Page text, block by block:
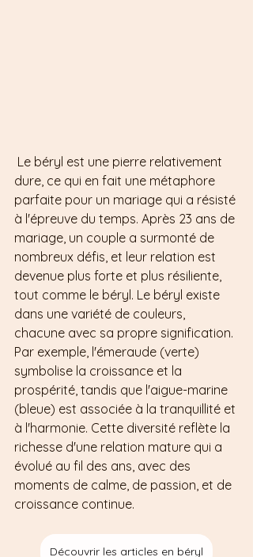
Le béryl est une pierre relativement
dure, ce qui en fait une métaphore
parfaite pour un mariage qui a résisté
à l'épreuve du temps. Après 23 ans de
mariage, un couple a surmonté de
nombreux défis, et leur relation est
devenue plus forte et plus résiliente,
tout comme le béryl. Le béryl existe
dans une variété de couleurs,
chacune avec sa propre signification.
Par exemple, l'émeraude (verte)
symbolise la croissance et la
prospérité, tandis que l'aigue-marine
(bleue) est associée à la tranquillité et
à l'harmonie. Cette diversité reflète la
richesse d'une relation mature qui a
évolué au fil des ans, avec des
moments de calme, de passion, et de
croissance continue.
Découvrir les articles en béryl